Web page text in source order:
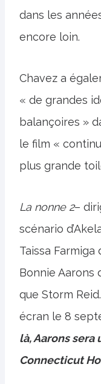
dans les
encore loin.
Chavez a
« de grandes
balançoires »
le film «
plus grande
La nonne 2–
scénario
Taissa
Bonnie Aarons
que Storm
écran le 8
là, Aarons sera
Connecticut